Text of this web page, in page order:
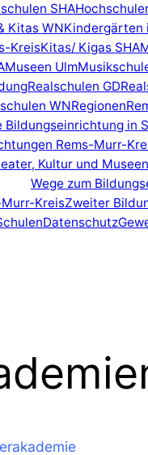
SHA
Kitas WNKindergärten
KreisKitas/ Kigas SHA
Museen Ulm
Realschulen GD
WNRegionen
Bildungseinrichtung in
Rems-Murr-
Kultur und
Wege zum
KreisZweiter
Datenschutz